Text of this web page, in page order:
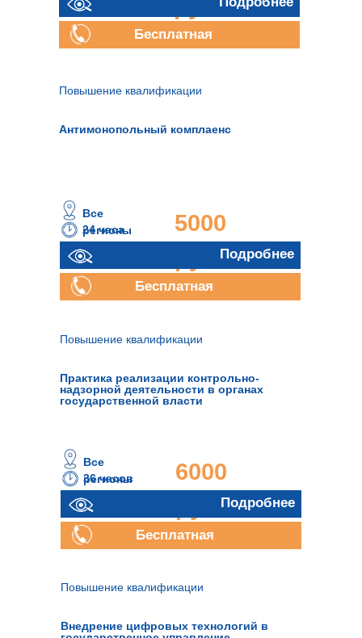
руб.
Бесплатная
Повышение квалификации
Антимонопольный комплаенс
24 часа
5000
руб.
Все
регионы
Бесплатная
Подробнее
Повышение квалификации
Практика реализации контрольно-
надзорной деятельности в органах
государственной власти
36 часов
6000
руб.
Все
регионы
Бесплатная
Подробнее
Повышение квалификации
Внедрение цифровых технологий в